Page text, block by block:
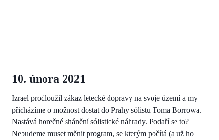
10. února 2021
Izrael prodloužil zákaz letecké dopravy na svoje území a my
přicházíme o možnost dostat do Prahy sólistu Toma Borrowa.
Nastává horečné shánění sólistické náhrady. Podaří se to?
Nebudeme muset měnit program, se kterým počítá (a už ho